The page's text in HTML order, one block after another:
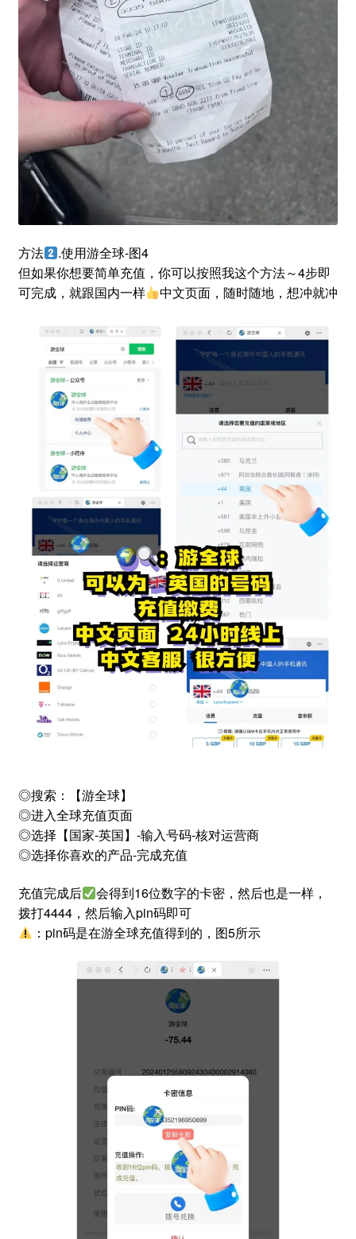
方法
.使用游全球-图4
但如果你想要简单充值，你可以按照我这个方法～4步即
可完成，就跟国内一样
中文页面，随时随地，想冲就冲
◎搜索：【游全球】
◎进入全球充值页面
◎选择【国家-英国】-输入号码-核对运营商
◎选择你喜欢的产品-完成充值
充值完成后
会得到16位数字的卡密，然后也是一样，
拨打4444，然后输入pin码即可
：pin码是在游全球充值得到的，图5所示